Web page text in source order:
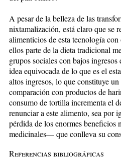
A pesar de la belleza de las
nixtamalización, está claro que se
alimenticios de esta tecnolo­gía
ellos par­te de la dieta tradicional
grupos sociales con bajos
idea equivocada de lo que es el
altos in­­gre­sos, lo que constituye
comparación con productos de
consumo de tor­tilla incrementa el
renunciar a este alimento, sea por
pérdida de los enormes
medicinales— que conlleva su
Referencias bibliográficas